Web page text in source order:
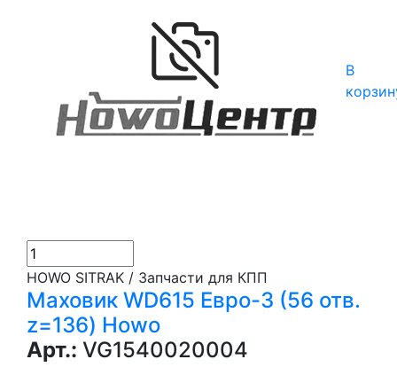
В
HOWO SITRAK / Запчасти для КПП
Маховик WD615 Евро-3 (56 отв.
z=136) Howo
Арт.: VG1540020004